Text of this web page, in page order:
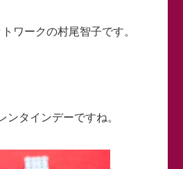
ワークの村尾智子です。
ンタインデーですね。